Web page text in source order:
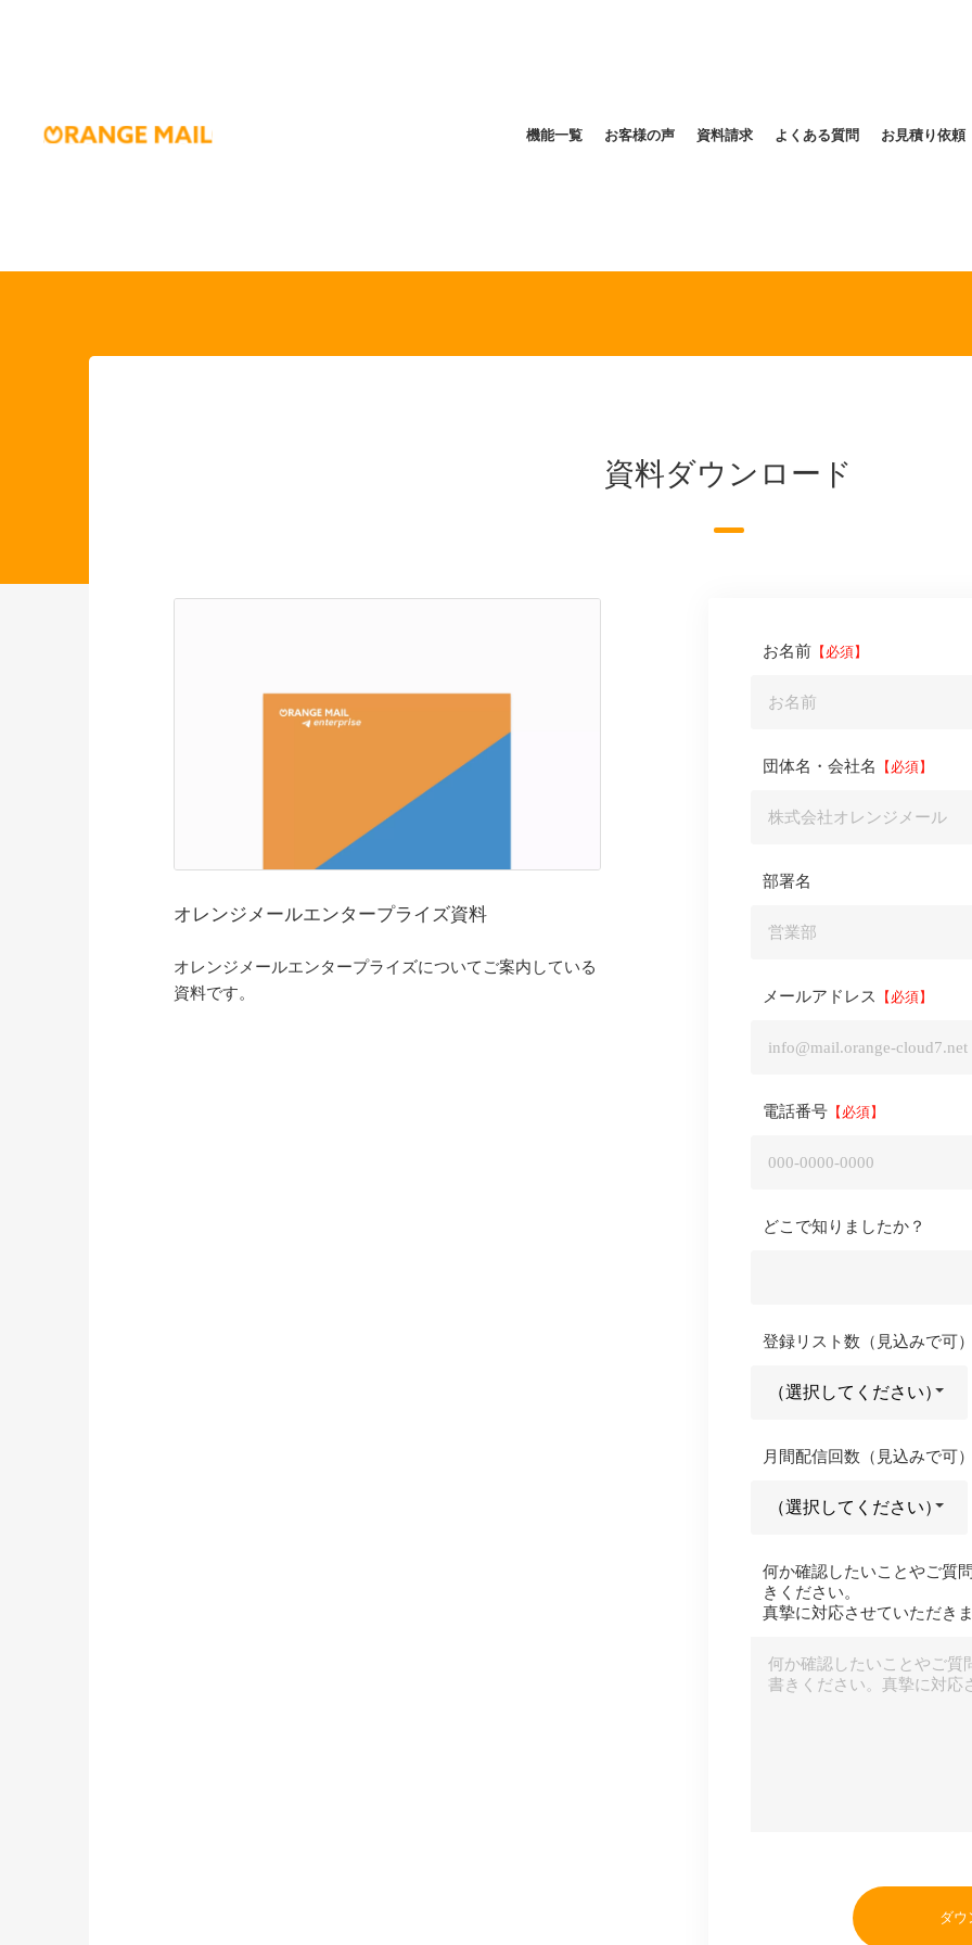
機能一覧 お客様の声 資料請求 よくある質問 お見積り依頼
資料ダウンロード
オレンジメールエンタープライズ資料
オレンジメールエンタープライズについてご案内している
資料です。
お名前
団体名・会社名
部署名
メールアドレス
電話番号
どこで知りましたか？
登録リスト数（見込みで可
月間配信回数（見込みで可
何か確認したいことやご質
きください。
真摯に対応させていただき